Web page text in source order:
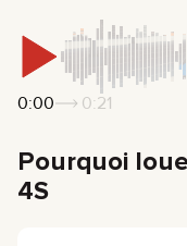
0:00 0:21
Pourquoi
4S